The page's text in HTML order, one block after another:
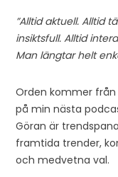
”Alltid aktuell. Alltid
insiktsfull. Alltid
Man längtar helt
Orden kommer
på min nästa
Göran är
framtida trender,
och medvetna val.